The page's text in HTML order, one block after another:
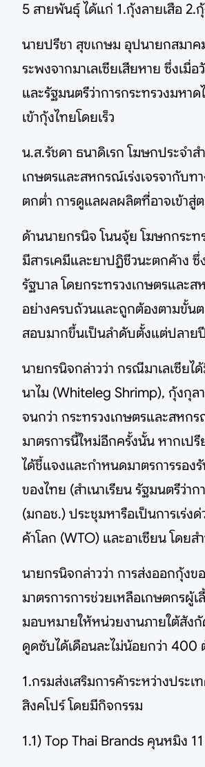
5 สายพันธุ์ ได้แก่ 1.กุ้งลายเสือ
นายปรีชา สุขเกษม อุปนายกสมาค
ระพงจากมาเลเซียเสียหาย ซึ่งเ
และรัฐมนตรีว่าการกระทรวงมหา
เข้ากุ้งไทยโดยเร็ว
น.ส.รัชดา ธนาดิเรก โฆษกประจำ
เกษตรและสหกรณ์เร่งเจรจากับท
ตกต่ำ การดูแลผลผลิตที่อาจเข้าสู่
ด้านนายกรนิจ โนนจุ้ย โฆษกกระท
มีสารเคมีและยาปฏิชีวนะตกค้าง
รัฐบาล โดยกระทรวงเกษตรและส
อย่างครบถ้วนและถูกต้องตามขั้น
สอบมากขึ้นเป็นลำดับตั้งแต่ปลาย
นายกรนิจกล่าวว่า กรณีมาเลเซีย
นาไม (Whiteleg Shrimp), กุ้งกุล
จนกว่า กระทรวงเกษตรและสหก
มาตรการนี้ใหม่อีกครั้งนั้น หากเป
ได้ชี้แจงและกำหนดมาตรการรอง
ของไทย (สำเนาเรียน รัฐมนตรีว่
(มกอช.) ประชุมหารือเป็นการเร่
ค้าโลก (WTO) และอาเซียน โดย
นายกรนิจกล่าวว่า การส่งออกกุ้ง
มาตรการการช่วยเหลือเกษตกร
มอบหมายให้หน่วยงานภายใต้สังกั
ดูดซับได้เดือนละไม่น้อยกว่า 400
1.กรมส่งเสริมการค้าระหว่างปร
สิงคโปร์ โดยมีกิจกรรม
1.1) Top Thai Brands คุนหมิง